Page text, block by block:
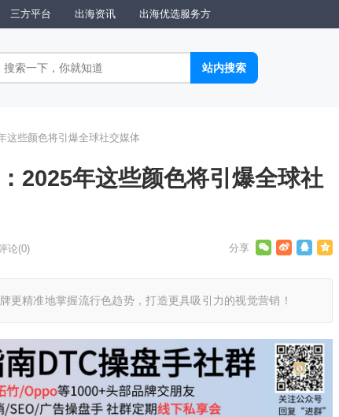
三方平台 出海资讯 出海优选服务方
这些颜色将引爆全球社交媒体
2025年这些颜色将引爆全球社
论(0)
更精准地掌握流行色趋势，打造更具吸引力的视觉营销！